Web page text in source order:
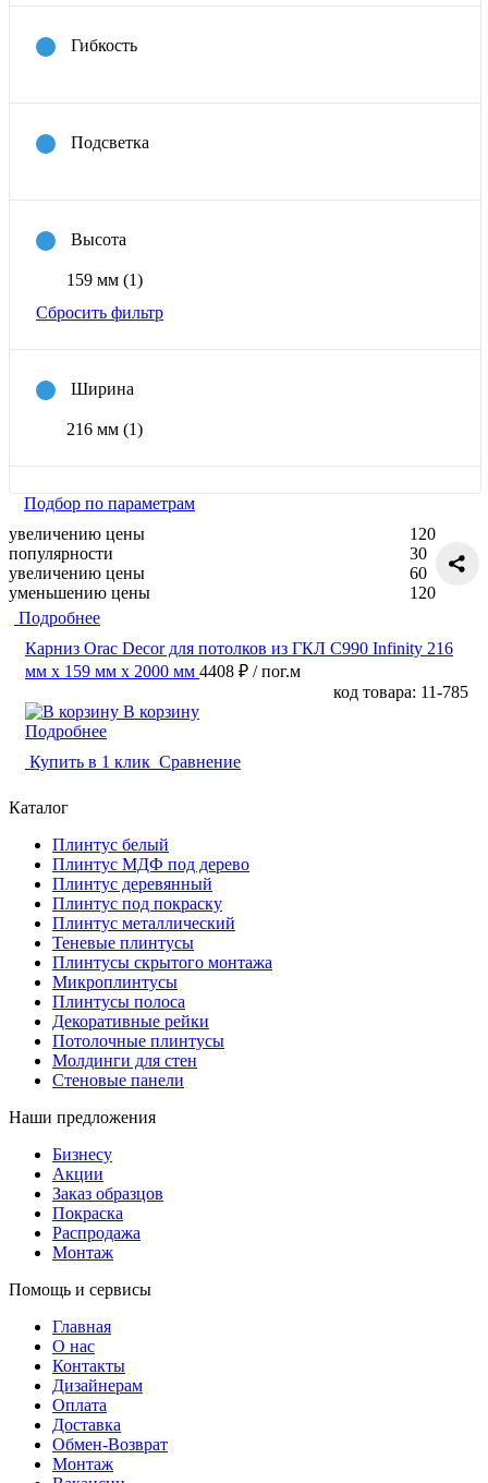
Гибкость
Подсветка
Высота
159 мм (1)
Сбросить фильтр
Ширина
216 мм (1)
Подбор по параметрам
увеличению цены
популярности
увеличению цены
уменьшению цены
120
30
60
120
Подробнее
Карниз Orac Decor для потолков из ГКЛ C990 Infinity 216
мм х 159 мм х 2000 мм 4408 ₽ / пог.м
код товара: 11-785
В корзину
Подробнее
Купить в 1 клик Сравнение
Каталог
Плинтус белый
Плинтус МДФ под дерево
Плинтус деревянный
Плинтус под покраску
Плинтус металлический
Теневые плинтусы
Плинтусы скрытого монтажа
Микроплинтусы
Плинтусы полоса
Декоративные рейки
Потолочные плинтусы
Молдинги для стен
Стеновые панели
Наши предложения
Бизнесу
Акции
Заказ образцов
Покраска
Распродажа
Монтаж
Помощь и сервисы
Главная
О нас
Контакты
Дизайнерам
Оплата
Доставка
Обмен-Возврат
Монтаж